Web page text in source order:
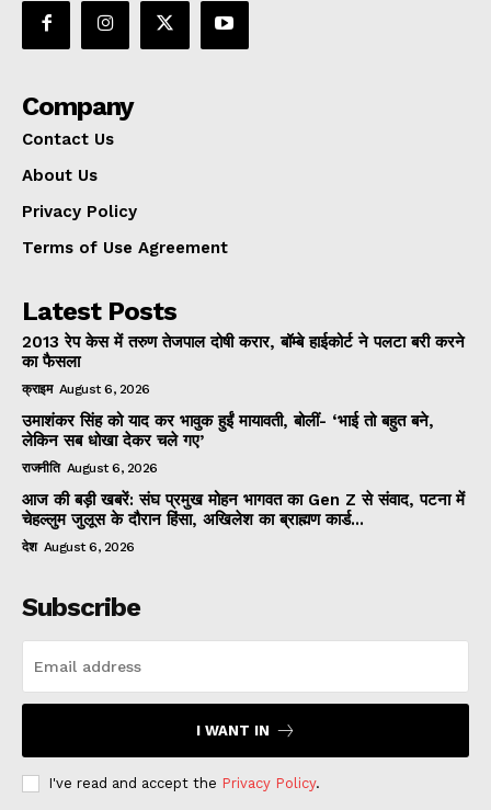
Company
Contact Us
About Us
Privacy Policy
Terms of Use Agreement
Latest Posts
2013 रेप केस में तरुण तेजपाल दोषी करार, बॉम्बे हाईकोर्ट ने पलटा बरी करने
का फैसला
क्राइम August 6, 2026
उमाशंकर सिंह को याद कर भावुक हुईं मायावती, बोलीं- ‘भाई तो बहुत बने,
लेकिन सब धोखा देकर चले गए’
राजनीति August 6, 2026
आज की बड़ी खबरें: संघ प्रमुख मोहन भागवत का Gen Z से संवाद, पटना में
चेहल्लुम जुलूस के दौरान हिंसा, अखिलेश का ब्राह्मण कार्ड...
देश August 6, 2026
Subscribe
I WANT IN
I've read and accept the Privacy Policy.